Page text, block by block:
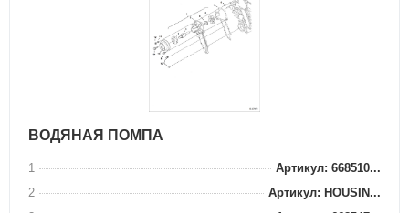
ВОДЯНАЯ ПОМПА
1
Артикул: 668510...
2
Артикул: HOUSIN...